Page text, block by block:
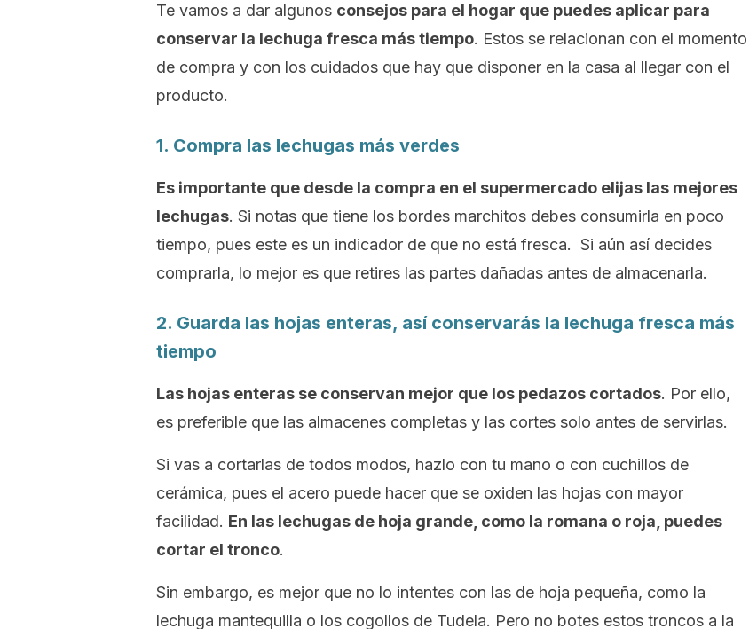
Te vamos a dar algunos consejos para el hogar que puedes aplicar para
conservar la lechuga fresca más tiempo. Estos se relacionan con el momento
de compra y con los cuidados que hay que disponer en la casa al llegar con el
producto.
1. Compra las lechugas más verdes
Es importante que desde la compra en el supermercado elijas las mejores
lechugas. Si notas que tiene los bordes marchitos debes consumirla en poco
tiempo, pues este es un indicador de que no está fresca. Si aún así decides
comprarla, lo mejor es que retires las partes dañadas antes de almacenarla.
2. Guarda las hojas enteras, así conservarás la lechuga fresca más
tiempo
Las hojas enteras se conservan mejor que los pedazos cortados. Por ello,
es preferible que las almacenes completas y las cortes solo antes de servirlas.
Si vas a cortarlas de todos modos, hazlo con tu mano o con cuchillos de
cerámica, pues el acero puede hacer que se oxiden las hojas con mayor
facilidad. En las lechugas de hoja grande, como la romana o roja, puedes
cortar el tronco.
Sin embargo, es mejor que no lo intentes con las de hoja pequeña, como la
lechuga mantequilla o los cogollos de Tudela. Pero no botes estos troncos a la